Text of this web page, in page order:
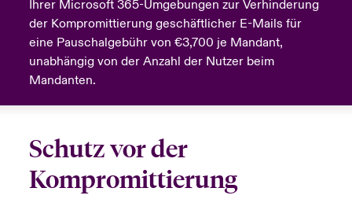
Kontakt
Schäden
Group
Umwelt- und Klimarisiken 2025
Cyber
Deutschland
(French)
America
(French)
America
(French)
America
(French)
America
(French)
America
(French)
America
(French)
America
(French)
America
(French)
America
(French)
America
(French)
America
Ihrer Microsoft 365-Umgebungen zur Verhinderung
der Kompromittierung geschäftlicher E-Mails für
eine Pauschalgebühr von €3,700 je Mandant,
unabhängig von der Anzahl der Nutzer beim
Mandanten.
Schutz vor der
Kompromittierung